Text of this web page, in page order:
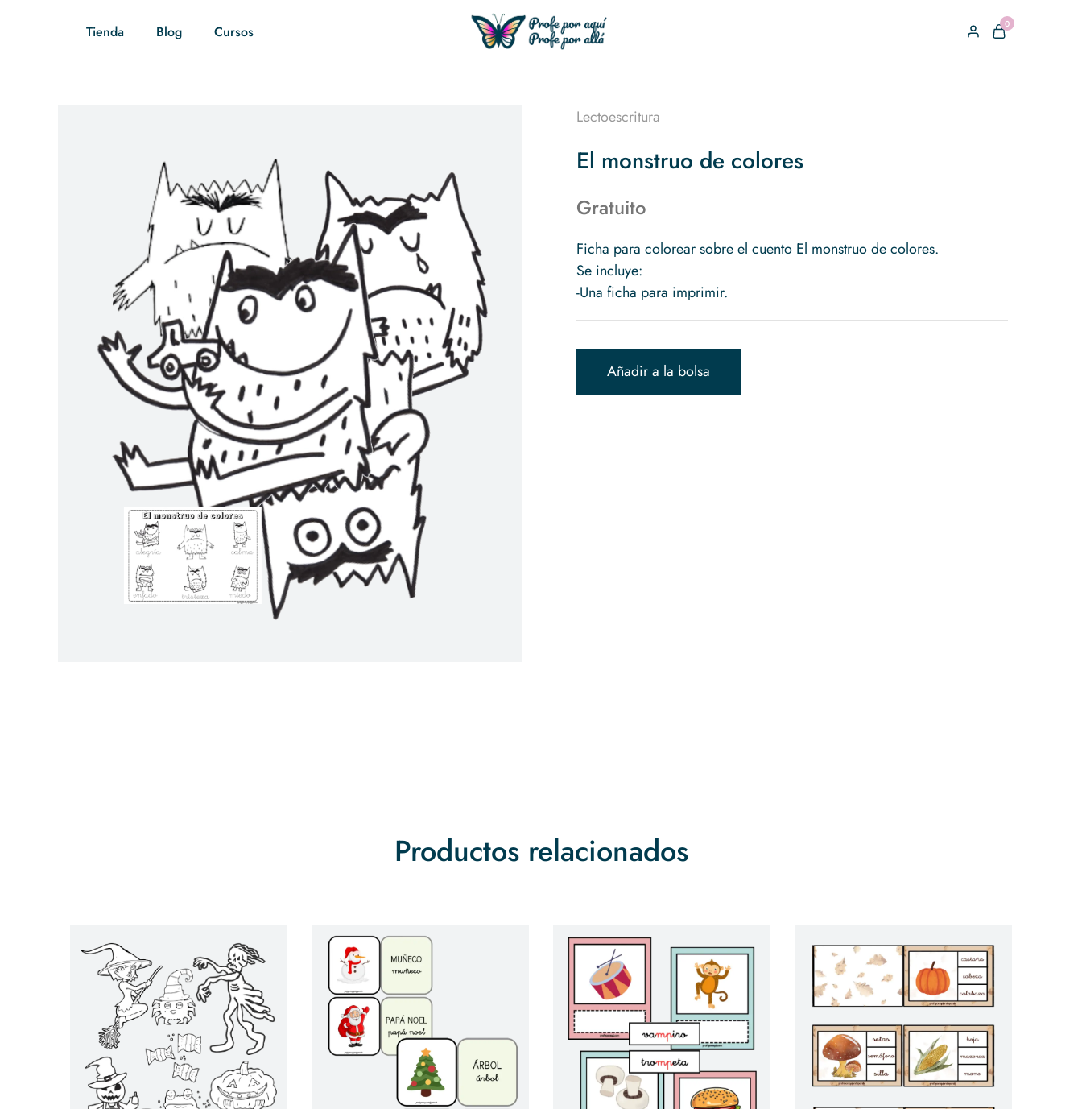
Tienda Blog Cursos 0
Lectoescritura
El monstruo de colores
Gratuito
Ficha para colorear sobre el cuento El monstruo de colores.
Se incluye:
-Una ficha para imprimir.
Añadir a la bolsa
Productos relacionados